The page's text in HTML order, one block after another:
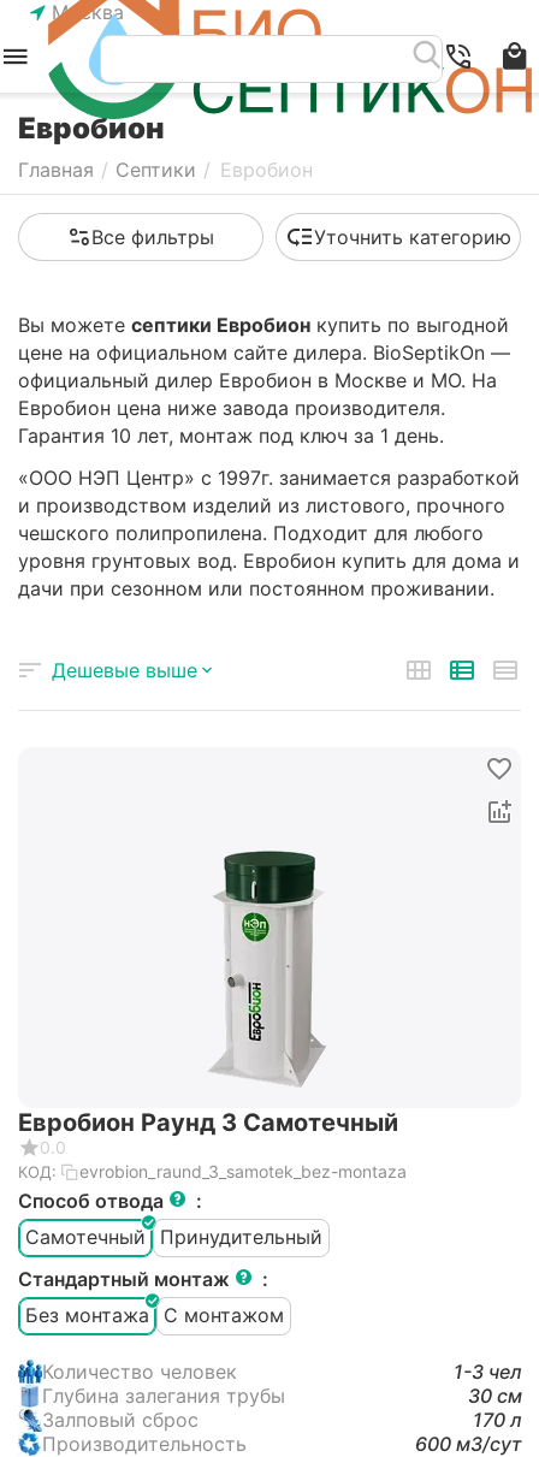
Москва
Евробион
Главная / Септики / Евробион
Все фильтры Уточнить категорию
Вы можете септики Евробион купить по выгодной
цене на официальном сайте дилера. BioSeptikOn —
официальный дилер Евробион в Москве и МО. На
Евробион цена ниже завода производителя.
Гарантия 10 лет, монтаж под ключ за 1 день.
«ООО НЭП Центр» с 1997г. занимается разработкой
и производством изделий из листового, прочного
чешского полипропилена. Подходит для любого
уровня грунтовых вод. Евробион купить для дома и
дачи при сезонном или постоянном проживании.
Дешевые выше
Евробион Раунд 3 Самотечный
0.0
КОД: evrobion_raund_3_samotek_bez-montaza
Способ отвода
:
Самотечный
Принудительный
Стандартный монтаж
:
Без монтажа
С монтажом
Количество человек
1-3 чел
Глубина залегания трубы
30 см
Залповый сброс
170 л
Производительность
600 м3/cут